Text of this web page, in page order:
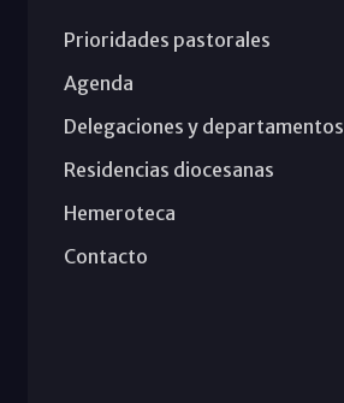
Prioridades pastorales
Agenda
Delegaciones y departamentos
Residencias diocesanas
Hemeroteca
Contacto